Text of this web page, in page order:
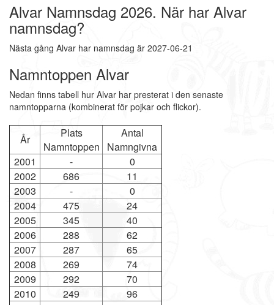
Alvar Namnsdag 2026. När har Alvar
namnsdag?
Nästa gång Alvar har namnsdag är 2027-06-21
Namntoppen Alvar
Nedan finns tabell hur Alvar har presterat i den senaste
namntopparna (kombinerat för pojkar och flickor).
År
Plats
Namntoppen
Antal
Namngivna
2001
-
0
2002
686
11
2003
-
0
2004
475
24
2005
345
40
2006
288
62
2007
287
65
2008
269
74
2009
292
70
2010
249
96